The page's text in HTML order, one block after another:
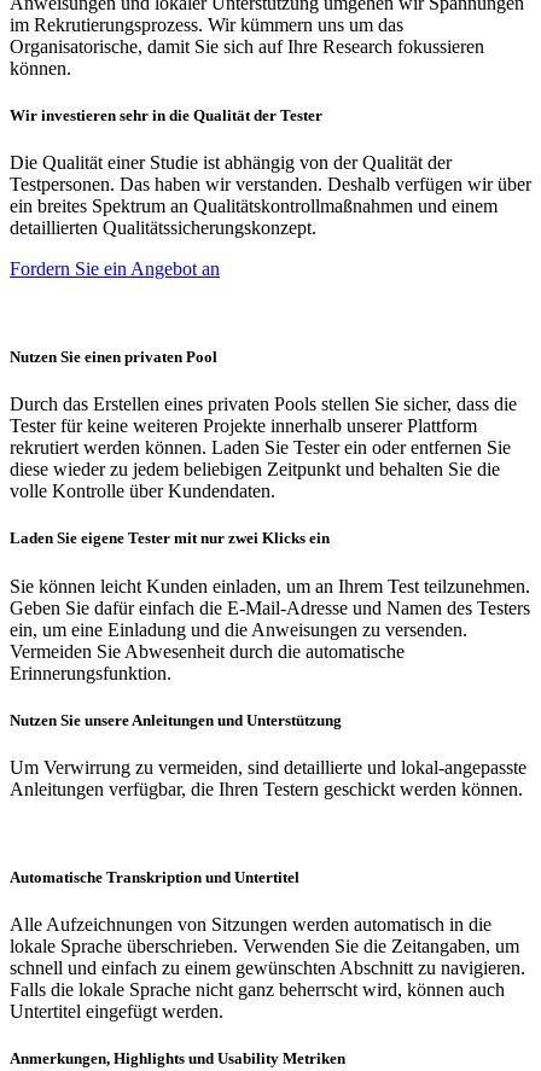
im Rekrutierungsprozess. Wir kümmern uns um das
Organisatorische, damit Sie sich auf Ihre Research fokussieren
können.
Wir investieren sehr in die Qualität der Tester
Die Qualität einer Studie ist abhängig von der Qualität der
Testpersonen. Das haben wir verstanden. Deshalb verfügen wir über
ein breites Spektrum an Qualitätskontrollmaßnahmen und einem
detaillierten Qualitätssicherungskonzept.
Fordern Sie ein Angebot an
Nutzen Sie einen privaten Pool
Durch das Erstellen eines privaten Pools stellen Sie sicher, dass die
Tester für keine weiteren Projekte innerhalb unserer Plattform
rekrutiert werden können. Laden Sie Tester ein oder entfernen Sie
diese wieder zu jedem beliebigen Zeitpunkt und behalten Sie die
volle Kontrolle über Kundendaten.
Laden Sie eigene Tester mit nur zwei Klicks ein
Sie können leicht Kunden einladen, um an Ihrem Test teilzunehmen.
Geben Sie dafür einfach die E-Mail-Adresse und Namen des Testers
ein, um eine Einladung und die Anweisungen zu versenden.
Vermeiden Sie Abwesenheit durch die automatische
Erinnerungsfunktion.
Nutzen Sie unsere Anleitungen und Unterstützung
Um Verwirrung zu vermeiden, sind detaillierte und lokal-angepasste
Anleitungen verfügbar, die Ihren Testern geschickt werden können.
Automatische Transkription und Untertitel
Alle Aufzeichnungen von Sitzungen werden automatisch in die
lokale Sprache überschrieben. Verwenden Sie die Zeitangaben, um
schnell und einfach zu einem gewünschten Abschnitt zu navigieren.
Falls die lokale Sprache nicht ganz beherrscht wird, können auch
Untertitel eingefügt werden.
Anmerkungen, Highlights und Usability Metriken